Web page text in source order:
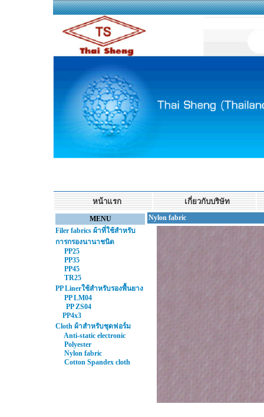
หน้าแรก เกี่ยวกับบริษัท
MENU
Filer fabrics ผ้าที่ใช้สำหรับ
การกรองนานาชนิด
PP25
PP35
PP45
TR25
PP Linerใช้สำหรับรองพื้นยาง
PP LM04
PP ZS04
PP4x3
Cloth ผ้าสำหรับชุดฟอร์ม
Anti-static electronic
Polyester
Nylon fabric
Cotton Spandex cloth
Nylon fabric